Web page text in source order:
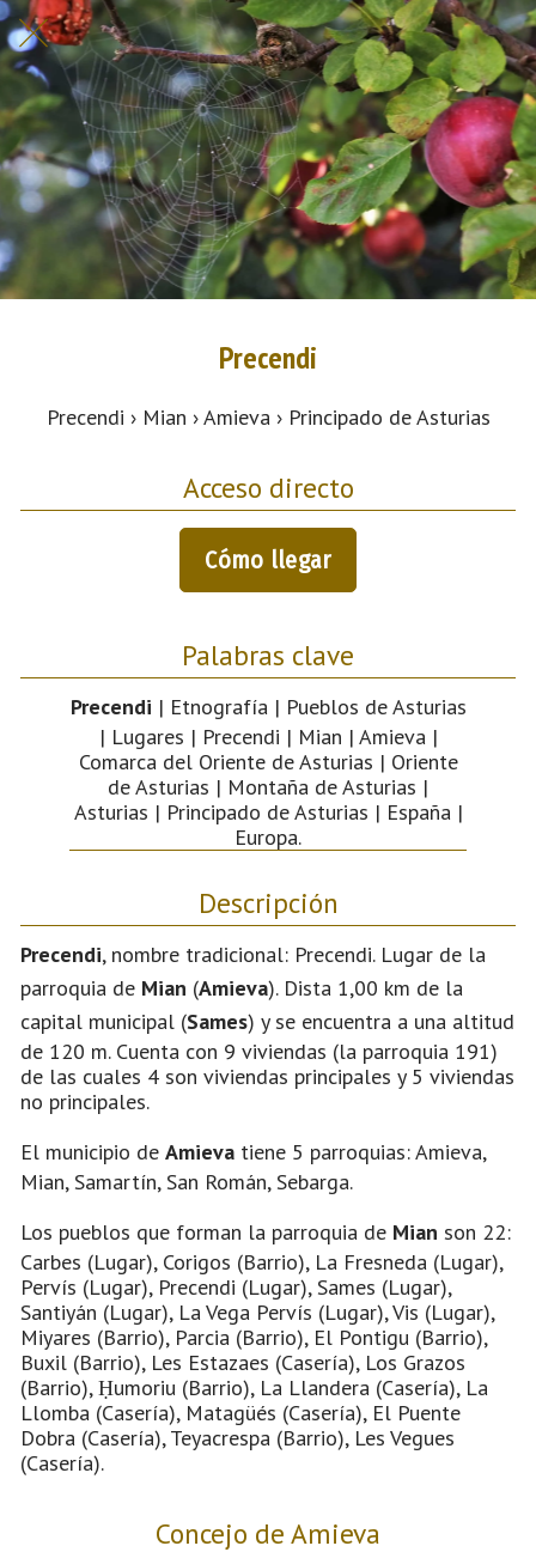
Precendi
Precendi › Mian › Amieva › Principado de Asturias
Acceso directo
Cómo llegar
Palabras clave
Precendi | Etnografía | Pueblos de Asturias
| Lugares | Precendi | Mian | Amieva |
Comarca del Oriente de Asturias | Oriente
de Asturias | Montaña de Asturias |
Asturias | Principado de Asturias | España |
Europa.
Descripción
Precendi, nombre tradicional: Precendi. Lugar de la
parroquia de Mian (Amieva). Dista 1,00 km de la
capital municipal (Sames) y se encuentra a una altitud
de 120 m. Cuenta con 9 viviendas (la parroquia 191)
de las cuales 4 son viviendas principales y 5 viviendas
no principales.
El municipio de Amieva tiene 5 parroquias: Amieva,
Mian, Samartín, San Román, Sebarga.
Los pueblos que forman la parroquia de Mian son 22:
Carbes (Lugar), Corigos (Barrio), La Fresneda (Lugar),
Pervís (Lugar), Precendi (Lugar), Sames (Lugar),
Santiyán (Lugar), La Vega Pervís (Lugar), Vis (Lugar),
Miyares (Barrio), Parcia (Barrio), El Pontigu (Barrio),
Buxil (Barrio), Les Estazaes (Casería), Los Grazos
(Barrio), Ḥumoriu (Barrio), La Llandera (Casería), La
Llomba (Casería), Matagüés (Casería), El Puente
Dobra (Casería), Teyacrespa (Barrio), Les Vegues
(Casería).
Concejo de Amieva